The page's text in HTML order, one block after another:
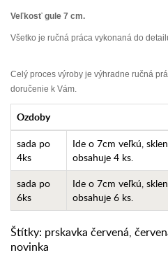
Veľkosť gule 7 cm.
Všetko je ručná práca vykonaná do
Celý proces výroby je výhradne ručná
doručenie k Vám.
Ozdoby
sada po
4ks
Ide o 7cm veľkú,
obsahuje 4 ks.
sada po
6ks
Ide o 7cm veľkú,
obsahuje 6 ks.
Štítky: prskavka červená,
novinka